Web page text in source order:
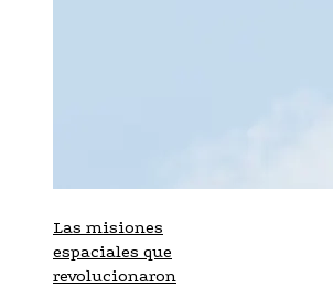
Las misiones
espaciales que
revolucionaron